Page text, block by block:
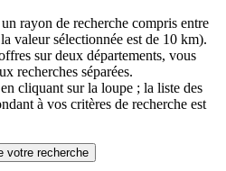
rayon de recherche compris entre
valeur sélectionnée est de 10 km).
sur deux départements, vous
recherches séparées.
cliquant sur la loupe ; la liste des
à vos critères de recherche est
votre recherche